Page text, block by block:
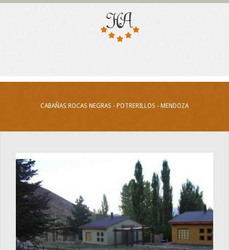
CABAÑAS ROCAS NEGRAS - POTRERILLOS - MENDOZA